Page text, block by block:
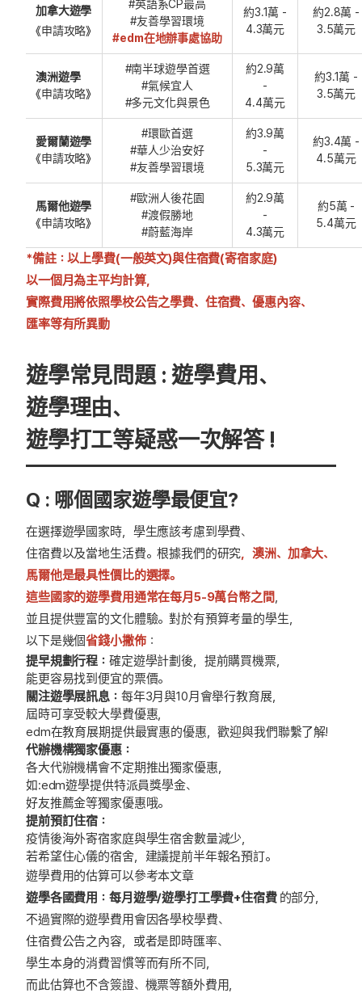
加拿大遊學
《申請攻略》
#英語系CP最高
#友善學習環境
#edm在地辦事處協助
約3.1萬 -
4.3萬元
約2.8萬 -
3.5萬元
澳洲遊學
《申請攻略》
#南半球遊學首選
#氣候宜人
#多元文化與景色
約2.9萬
-
4.4萬元
約3.1萬 -
3.5萬元
愛爾蘭遊學
《申請攻略》
#環歐首選
#華人少治安好
#友善學習環境
約3.9萬
-
5.3萬元
約3.4萬 -
4.5萬元
馬爾他遊學
《申請攻略》
#歐洲人後花園
#渡假勝地
#蔚藍海岸
約2.9萬
-
4.3萬元
約5萬 -
5.4萬元
*備註：以上學費(一般英文)與住宿費(寄宿家庭)
以一個月為主平均計算，
實際費用將依照學校公告之學費、住宿費、優惠內容、
匯率等有所異動
遊學常見問題 : 遊學費用、
遊學理由、
遊學打工等疑惑一次解答 !
Q : 哪個國家遊學最便宜?
在選擇遊學國家時，學生應該考慮到學費、
住宿費以及當地生活費。根據我們的研究，澳洲、加拿大、
馬爾他是最具性價比的選擇。
這些國家的遊學費用通常在每月5-9萬台幣之間，
並且提供豐富的文化體驗。對於有預算考量的學生，
以下是幾個省錢小撇佈：
提早規劃行程： 確定遊學計劃後，提前購買機票，
能更容易找到便宜的票價。
關注遊學展訊息： 每年3月與10月會舉行教育展，
屆時可享受較大學費優惠，
edm在教育展期提供最實惠的優惠，歡迎與我們聯繫了解!
代辦機構獨家優惠：
各大代辦機構會不定期推出獨家優惠，
如:edm遊學提供特派員獎學金、
好友推薦金等獨家優惠哦。
提前預訂住宿：
疫情後海外寄宿家庭與學生宿舍數量減少，
若希望住心儀的宿舍，建議提前半年報名預訂。
遊學費用的估算可以參考本文章
遊學各國費用：每月遊學/遊學打工學費+住宿費 的部分，
不過實際的遊學費用會因各學校學費、
住宿費公告之內容，或者是即時匯率、
學生本身的消費習慣等而有所不同，
而此估算也不含簽證、機票等額外費用，